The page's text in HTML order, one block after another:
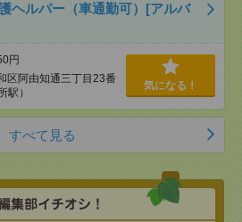
ヘルパー（車通勤可）[アルバ
円
区阿由知通三丁目23番
駅）
気になる！
すべて見る